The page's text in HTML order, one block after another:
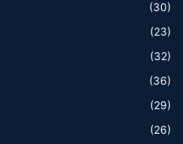
(30)
(23)
(32)
(36)
(29)
(26)